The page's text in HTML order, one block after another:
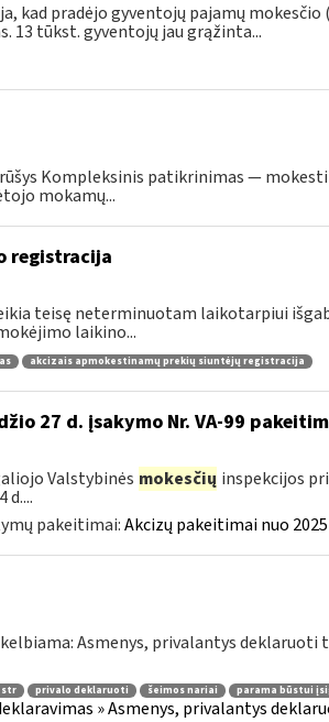
kad pradėjo gyventojų pajamų
13 tūkst. gyventojų jau grąžinta...
Kompleksinis patikrinimas —
mokamų...
registracija
teisę neterminuotam laikotarpiui
laikino...
akcizais apmokestinamų prekių siuntėjų registracija
27 d. įsakymo Nr. VA-99
Valstybinės mokesčių inspekcijos
d....
pakeitimai:Akcizų pakeitimai nuo
Asmenys, privalantys
str privalo deklaruoti šeimos nariai parama būstui
» Asmenys, privalantys